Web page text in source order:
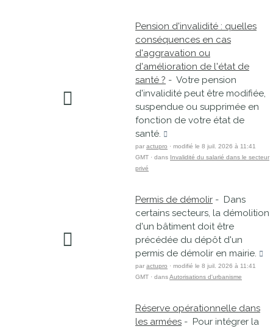
Pension d'invalidité : quelles
conséquences en cas
d'aggravation ou
d'amélioration de l'état de
santé ? - Votre pension
d'invalidité peut être modifiée,
suspendue ou supprimée en
fonction de votre état de
santé.
par actupro · modifié le 8 juil. 2026 à 11:41
GMT · dans Invalidité du salarié dans le secteur
privé
Permis de démolir - Dans
certains secteurs, la démolition
d'un bâtiment doit être
précédée du dépôt d'un
permis de démolir en mairie.
par actupro · modifié le 8 juil. 2026 à 11:41
GMT · dansAutorisations d'urbanisme
Réserve opérationnelle dans
les armées - Pour intégrer la